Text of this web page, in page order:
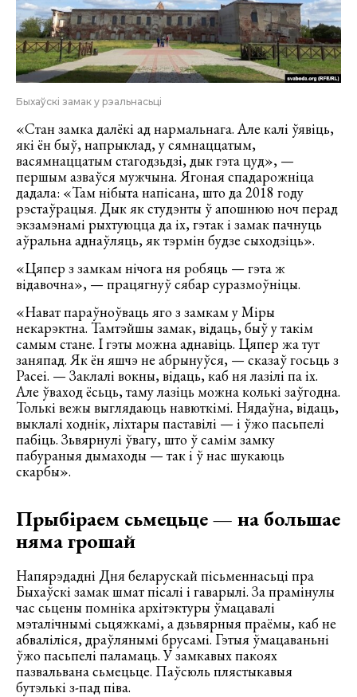
Быхаўскі замак у рэальнасьці
«Стан замка далёкі ад нармальнага. Але калі ўявіць,
які ён быў, напрыклад, у сямнаццатым,
васямнаццатым стагодзьдзі, дык гэта цуд», —
першым азваўся мужчына. Ягоная спадарожніца
дадала: «Там нібыта напісана, што да 2018 году
рэстаўрацыя. Дык як студэнты ў апошнюю ноч перад
экзамэнамі рыхтуюцца да іх, гэтак і замак пачнуць
аўральна аднаўляць, як тэрмін будзе сыходзіць».
«Цяпер з замкам нічога ня робяць — гэта ж
відавочна», — працягнуў сябар суразмоўніцы.
«Нават параўноўваць яго з замкам у Міры
некарэктна. Тамтэйшы замак, відаць, быў у такім
самым стане. І гэты можна аднавіць. Цяпер жа тут
заняпад. Як ён яшчэ не абрынуўся, — сказаў госьць з
Расеі. — Заклалі вокны, відаць, каб ня лазілі па іх.
Але ўваход ёсьць, таму лазіць можна колькі заўгодна.
Толькі вежы выглядаюць навюткімі. Нядаўна, відаць,
выклалі ходнік, ліхтары паставілі — і ўжо пасьпелі
пабіць. Зьвярнулі ўвагу, што ў самім замку
пабураныя дымаходы — так і ў нас шукаюць
скарбы».
Прыбіраем сьмецьце — на большае
няма грошай
Напярэдадні Дня беларускай пісьменнасьці пра
Быхаўскі замак шмат пісалі і гаварылі. За прамінулы
час сьцены помніка архітэктуры ўмацавалі
мэталічнымі сьцяжкамі, а дзьвярныя праёмы, каб не
абваліліся, драўлянымі брусамі. Гэтыя ўмацаваньні
ўжо пасьпелі паламаць. У замкавых пакоях
пазвальвана сьмецьце. Паўсюль плястыкавыя
бутэлькі з-пад піва.